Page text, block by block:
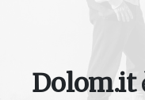
Dolom.it